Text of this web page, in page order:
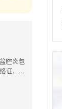
腔炎包
证，症